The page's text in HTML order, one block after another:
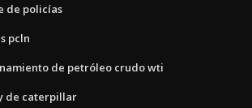
de policías
pcln
de petróleo crudo wti
de caterpillar